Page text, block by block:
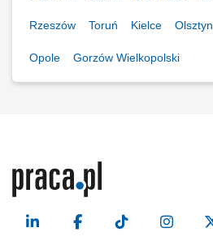
Rzeszów Toruń Kielce Olsztyn
Opole Gorzów Wielkopolski